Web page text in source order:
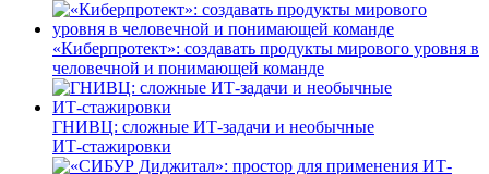
«Киберпротект»: создавать продукты мирового уровня в
человечной и понимающей команде
ГНИВЦ: сложные ИТ‑задачи и необычные
ИТ‑стажировки